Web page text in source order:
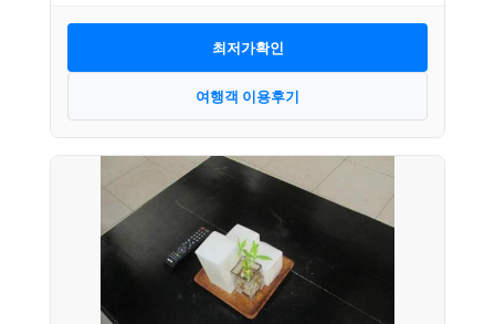
최저가확인
여행객 이용후기